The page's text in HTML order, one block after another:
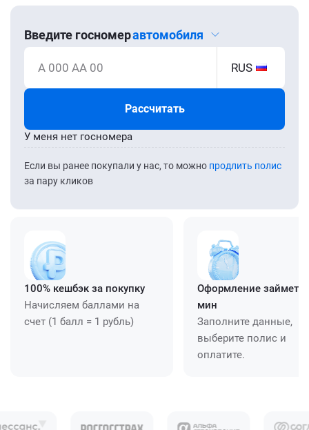
Введите госномеравтомобиля
А 000 АА 00 RUS
Рассчитать
Если вы ранее покупали у нас, то можно продлить полис
за пару кликов
У меня нет госномера
100% кешбэк за покупку
Начисляем баллами на
счет (1 балл = 1 рубль)
Оформление займет
мин
Заполните данные,
выберите полис и
оплатите.